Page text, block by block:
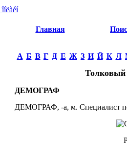
Главная
А Б В Г Д Е Ж З И Й К Л
Толковый
ДЕМОГРАФ
ДЕМОГРАФ, -а, м. Специалист